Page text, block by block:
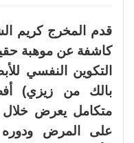
قدم المخرج كريم
كاشفة عن موهبة
التكوين النفسي
بالك من زيزي)
متكامل يعرض خلال
على المرض ودوره